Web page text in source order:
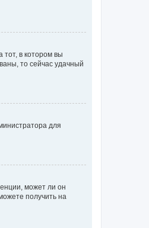
тот, в котором вы
то сейчас удачный
для
может ли он
получить на